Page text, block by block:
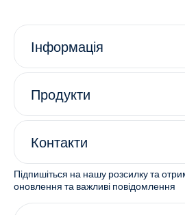
Інформація
Продукти
Контакти
Підпишіться на нашу розсилку та
оновлення та важливі повідомлення